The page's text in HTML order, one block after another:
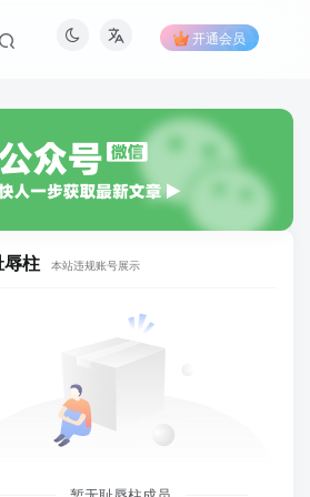
开通会员
辱柱 本站违规账号展示